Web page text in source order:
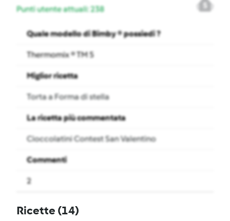
5
Punti utente attuali: 238
Quale modello di Bimby ® possiedi ?
Thermomix ® TM 5
Miglior ricetta
Torta a Forma di stella
La ricetta più commentata
Cioccolatini Contest San Valentino
Commenti
2
Ricette (14)